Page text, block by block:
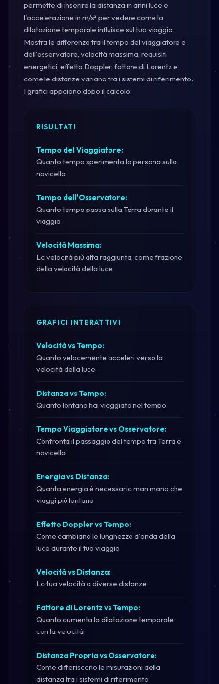
permette di inserire la distanza in anni luce e
l'accelerazione in m/s² per vedere come la
dilatazione temporale influisce sul tuo viaggio.
Mostra le differenze tra il tempo del viaggiatore e
dell'osservatore, velocità massima, requisiti
energetici, effetto Doppler, fattore di Lorentz e
come le distanze variano tra i sistemi di riferimento.
I grafici appaiono dopo il calcolo.
RISULTATI
Tempo del Viaggiatore:
Quanto tempo sperimenta la persona sulla
navicella
Tempo dell'Osservatore:
Quanto tempo passa sulla Terra durante il
viaggio
Velocità Massima:
La velocità più alta raggiunta, come frazione
della velocità della luce
GRAFICI INTERATTIVI
Velocità vs Tempo:
Quanto velocemente acceleri verso la
velocità della luce
Distanza vs Tempo:
Quanto lontano hai viaggiato nel tempo
Tempo Viaggiatore vs Osservatore:
Confronta il passaggio del tempo tra Terra e
navicella
Energia vs Distanza:
Quanta energia è necessaria man mano che
viaggi più lontano
Effetto Doppler vs Tempo:
Come cambiano le lunghezze d'onda della
luce durante il tuo viaggio
Velocità vs Distanza:
La tua velocità a diverse distanze
Fattore di Lorentz vs Tempo:
Quanto aumenta la dilatazione temporale
con la velocità
Distanza Propria vs Osservatore:
Come differiscono le misurazioni della
distanza tra i sistemi di riferimento